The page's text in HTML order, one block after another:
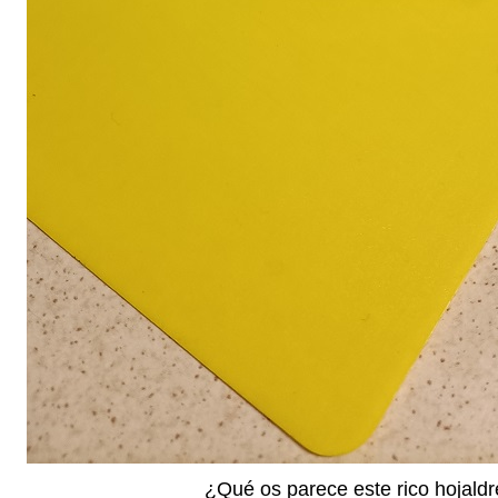
¿Qué os parece este rico